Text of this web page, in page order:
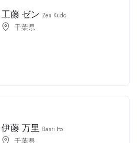
工藤 ゼン Zen Kudo
千葉県
伊藤 万里 Banri Ito